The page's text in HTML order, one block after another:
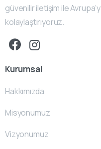
güvenilir iletişim ile
kolaylaştırıyoruz.
Kurumsal
Hakkımızda
Misyonumuz
Vizyonumuz